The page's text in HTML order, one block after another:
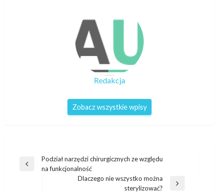
Redakcja
Zobacz wszystkie wpisy
Nawigacja
wpisu
Poprzedni
Podział narzędzi chirurgicznych ze względu
na funkcjonalność
Dlaczego nie wszystko można
sterylizować?